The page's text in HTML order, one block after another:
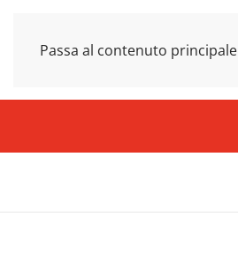
Passa al contenuto principale